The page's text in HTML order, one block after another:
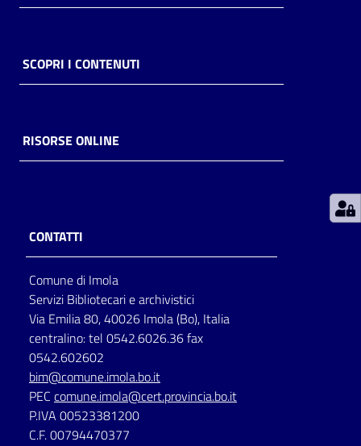
Casa
Piani
storico
per
lettura
Seguici
su
SCOPRI I CONTENUTI
RISORSE ONLINE
CONTATTI
Comune di Imola
Servizi Bibliotecari e archivistici
Via Emilia 80, 40026 Imola (Bo), Italia
centralino: tel 0542.6026.36 fax
0542.602602
bim@comune.imola.bo.it
PEC comune.imola@cert.provincia.bo.it
P.IVA 00523381200
C.F. 00794470377